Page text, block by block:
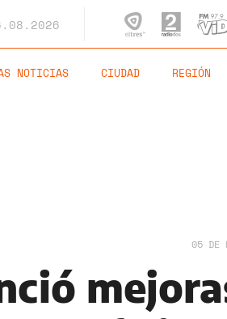
NOTICIAS CIUDAD REGIÓN
05 DE